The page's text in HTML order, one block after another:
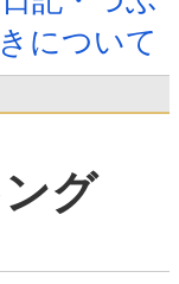
について
グ